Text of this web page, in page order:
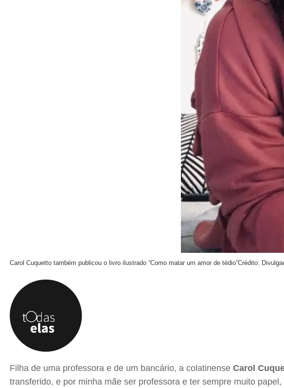
Carol Cuquetto também publicou o livro ilustrado “Como matar um amor de tédio”Crédito:
Filha de uma professora e de um bancário, a colatinense Carol
transferido, e por minha mãe ser professora e ter sempre muito